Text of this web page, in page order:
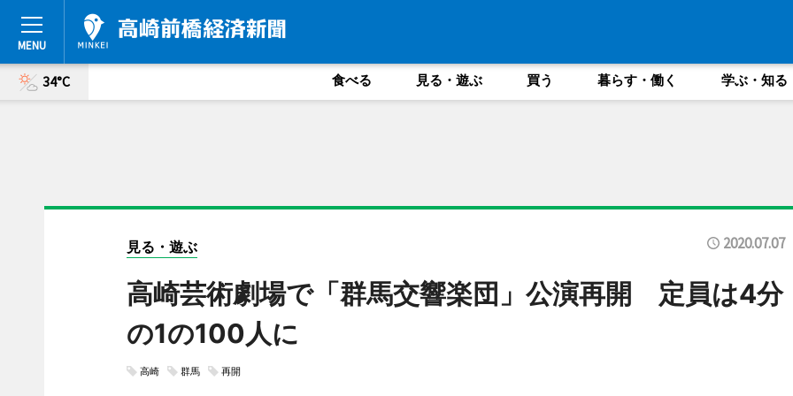
34°C 食べる 見る・遊ぶ 買う 暮らす・働く 学ぶ・知る
見る・遊ぶ 2020.07.07
高崎芸術劇場で「群馬交響楽団」公演再開 定員は4分
の1の100人に
高崎 群馬 再開